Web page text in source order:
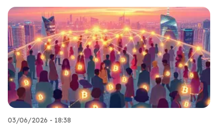
03/06/2026 - 18:38